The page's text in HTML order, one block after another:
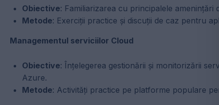
Obiective: Familiarizarea cu principalele amenințări
Metode: Exerciții practice și discuții de caz pentru
Managementul serviciilor Cloud
Obiective: Înțelegerea gestionării și monitorizării
Azure.
Metode: Activități practice pe platforme populare